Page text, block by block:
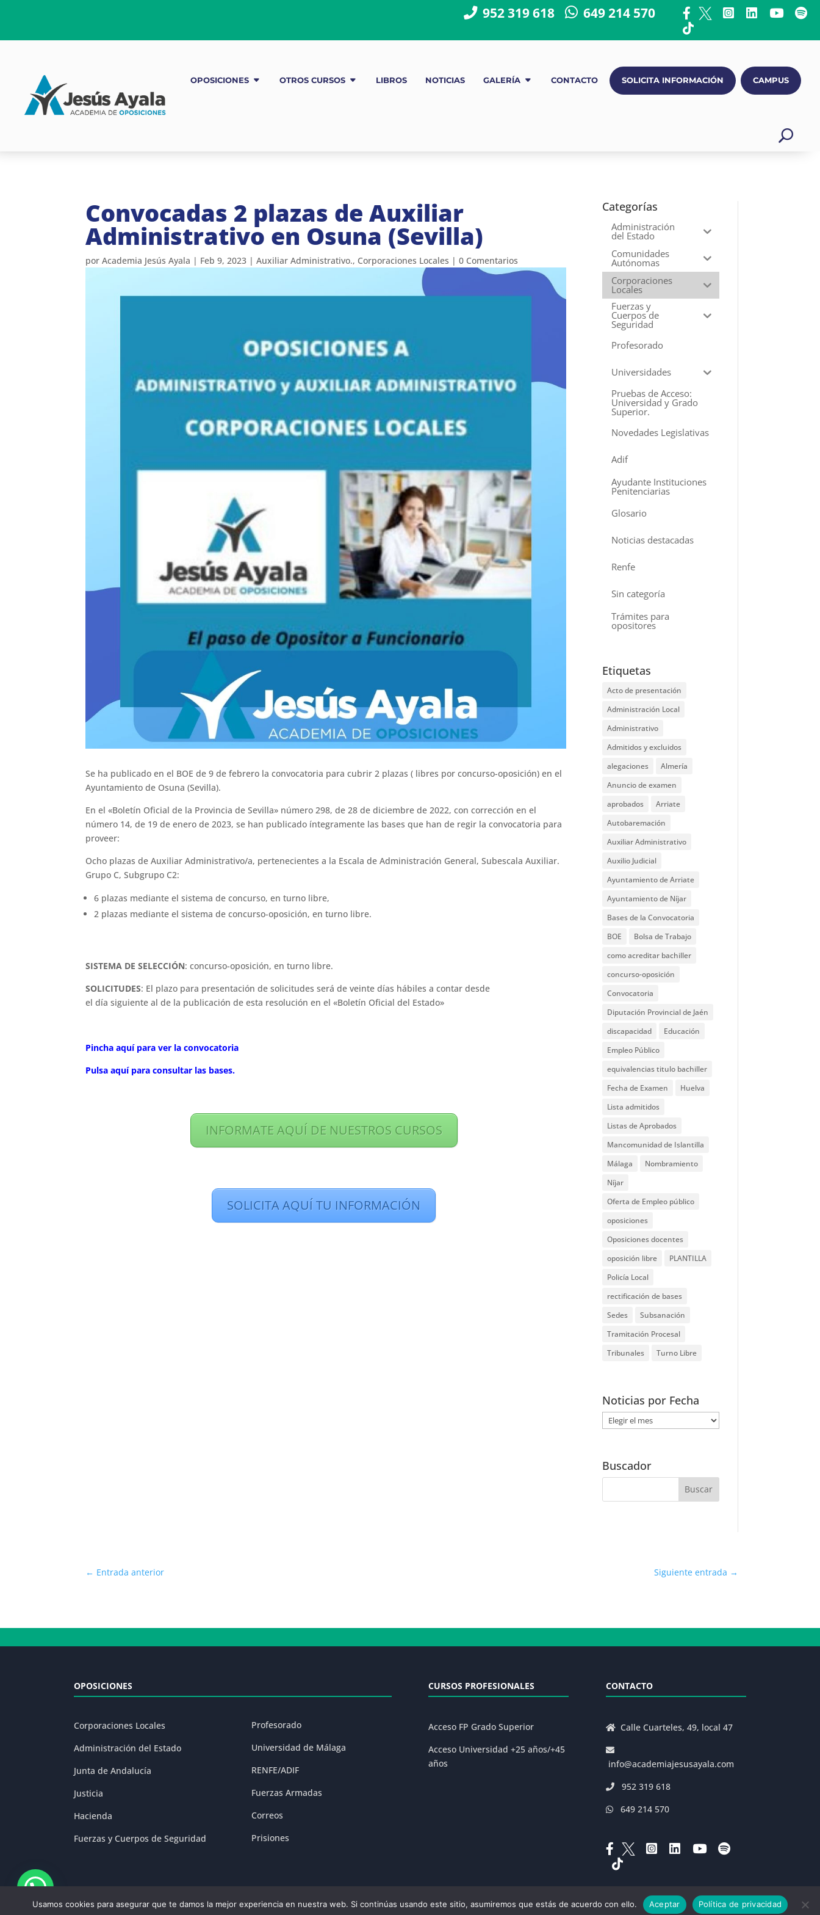
952 319 618 649 214 570
OPOSICIONES OTROS CURSOS LIBROS NOTICIAS GALERÍA CONTACTO SOLICITA INFORMACIÓN CAMPUS
Convocadas 2 plazas de Auxiliar
Administrativo en Osuna (Sevilla)
por Academia Jesús Ayala | Feb 9, 2023| Auxiliar Administrativo., Corporaciones Locales | 0 Comentarios
Se ha publicado en el BOE de 9 de febrero la convocatoria para cubrir 2 plazas ( libres por concurso-oposición) en el
Ayuntamiento de Osuna (Sevilla).
En el «Boletín Oficial de la Provincia de Sevilla» número 298, de 28 de diciembre de 2022, con corrección en el
número 14, de 19 de enero de 2023, se han publicado íntegramente las bases que han de regir la convocatoria para
proveer:
Ocho plazas de Auxiliar Administrativo/a, pertenecientes a la Escala de Administración General, Subescala Auxiliar.
Grupo C, Subgrupo C2:
6 plazas mediante el sistema de concurso, en turno libre,
2 plazas mediante el sistema de concurso-oposición, en turno libre.
SISTEMA DE SELECCIÓN: concurso-oposición, en turno libre.
SOLICITUDES: El plazo para presentación de solicitudes será de veinte días hábiles a contar desde
el día siguiente al de la publicación de esta resolución en el «Boletín Oficial del Estado»
Pincha aquí para ver la convocatoria
Pulsa aquí para consultar las bases.
INFORMATE AQUÍ DE NUESTROS CURSOS
SOLICITA AQUÍ TU INFORMACIÓN
Categorías
Administración
del Estado
Comunidades
Autónomas
Corporaciones
Locales
Fuerzas y
Cuerpos de
Seguridad
Profesorado
Universidades
Pruebas de Acceso:
Universidad y Grado
Superior.
Novedades Legislativas
Adif
Ayudante Instituciones
Penitenciarias
Glosario
Noticias destacadas
Renfe
Sin categoría
Trámites para
opositores
Etiquetas
Acto de presentación
Administración Local
Administrativo
Admitidos y excluidos
alegaciones
Almería
Anuncio de examen
aprobados
Arriate
Autobaremación
Auxiliar Administrativo
Auxilio Judicial
Ayuntamiento de Arriate
Ayuntamiento de Níjar
Bases de la Convocatoria
BOE
Bolsa de Trabajo
como acreditar bachiller
concurso-oposición
Convocatoria
Diputación Provincial de Jaén
discapacidad
Educación
Empleo Público
equivalencias titulo bachiller
Fecha de Examen
Huelva
Lista admitidos
Listas de Aprobados
Mancomunidad de Islantilla
Málaga
Nombramiento
Níjar
Oferta de Empleo público
oposiciones
Oposiciones docentes
oposición libre
PLANTILLA
Policía Local
rectificación de bases
Sedes
Subsanación
Tramitación Procesal
Tribunales
Turno Libre
Noticias por Fecha
Noticias
por
Buscador
← Entrada anterior Siguiente entrada →
OPOSICIONES
Corporaciones Locales
Administración del Estado
Junta de Andalucía
Justicia
Hacienda
Fuerzas y Cuerpos de Seguridad
Profesorado
Universidad de Málaga
RENFE/ADIF
Fuerzas Armadas
Correos
Prisiones
CURSOS PROFESIONALES
Acceso FP Grado Superior
Acceso Universidad +25 años/+45
años
CONTACTO
Calle Cuarteles, 49, local 47
info@academiajesusayala.com
952 319 618
649 214 570
Aviso Legal|Política de Privacidad|Condiciones Generales de la Matrícula|Decreto 625/2019
Usamos cookies para asegurar que te damos la mejor experiencia en nuestra web. Si continúas usando este sitio, asumiremos que estás de acuerdo con ello. Aceptar Política de privacidad